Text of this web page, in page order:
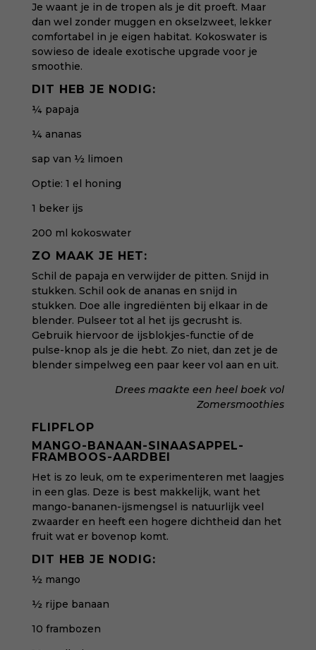
Je waant je in de tropen als je dit proeft. Maar
dan wel zonder muggen en okselzweet, lekker
comfortabel in je eigen habitat. Kokoswater is
sowieso de ideale exotische upgrade voor je
smoothie.
DIT HEB JE NODIG:
¼ papaja
¼ ananas
sap van ½ limoen
Optie: 1 el honing
1 beker ijs
200 ml kokoswater
ZO MAAK JE HET:
Schil de papaja en verwijder de pitten. Snijd in
stukken. Schil ook de ananas en snijd in
stukken. Doe alle ingrediënten bij elkaar in de
blender. Pulseer tot al het ijs gecrusht is.
Gebruik hiervoor de ijsblokjes-functie of de
pulse-knop als je die hebt. Zo niet, dan zet je de
blender simpelweg een paar keer vol aan en uit.
Drees maakte een heel boek vol
Zomersmoothies
FLIPFLOP
MANGO-BANAAN-SINAASAPPEL-
FRAMBOOS-AARDBEI
Het is zo leuk, om te experimenteren met laagjes
in een glas. Deze is best makkelijk, want het
mango-bananen-ijsmengsel is natuurlijk veel
zwaarder en heeft een hogere dichtheid dan het
fruit wat er bovenop komt.
DIT HEB JE NODIG:
½ mango
½ rijpe banaan
10 frambozen